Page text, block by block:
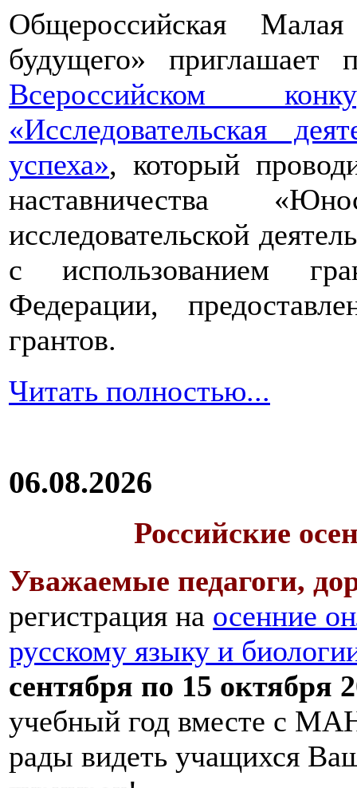
Общероссийская
будущего» приглашает
Всероссийском
«Исследовательская
успеха», который
наставничества
исследовательской
с использованием
Федерации,
грантов.
Читать полностью...
06.08.2026
Российские
Уважаемые педагоги,
регистрация на осенние
русскому языку и
сентября по 15 октября
учебный год вместе с
рады видеть учащихся